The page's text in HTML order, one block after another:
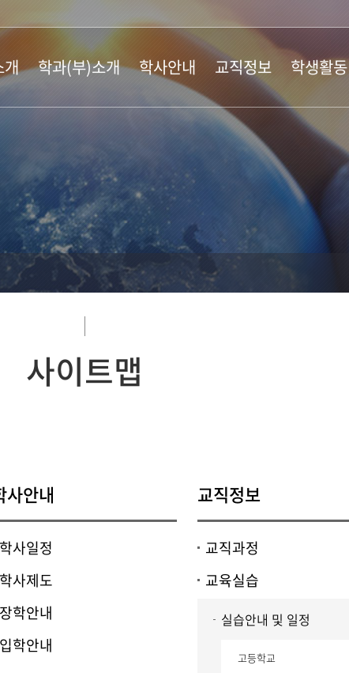
개
학장
학과(부)소개
영어교육과
역사교육과
지리교육과
유아교육과
윤리교육과
특수교육학부
생물교육과
지구과학교육과
학사안내
입학안내
교직정보
교직과정
교육실습
학생활동
학생회 소개
학생회 공지
사이트맵
사안내
학사일정
학사제도
장학안내
입학안내
교직정보
교직과정
교육실습
실습안내 및 일정
고등학교